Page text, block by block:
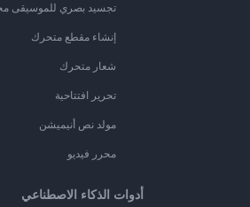
تجسيد بصري للموسيقى
إنشاء مقطع متحرك
شعار متحرك
تحرير افتتاحية
مولد نص أنيميشن
محرر فيديو
أدوات الذكاء الاصطناعي